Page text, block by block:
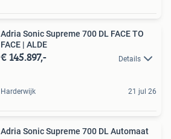
Adria Sonic Supreme 700 DL FACE TO
FACE | ALDE
€ 145.897,- Details
Harderwijk 21 jul 26
Adria Sonic Supreme 700 DL Automaat